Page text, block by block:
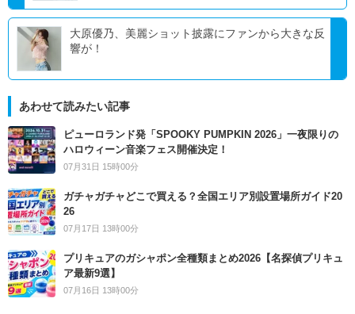
大原優乃、美麗ショット披露にファンから大きな反
響が！
あわせて読みたい記事
ピューロランド発「SPOOKY PUMPKIN 2026」一夜限りの
ハロウィーン音楽フェス開催決定！
07月31日 15時00分
ガチャガチャどこで買える？全国エリア別設置場所ガイド20
26
07月17日 13時00分
プリキュアのガシャポン全種類まとめ2026【名探偵プリキュ
ア最新9選】
07月16日 13時00分